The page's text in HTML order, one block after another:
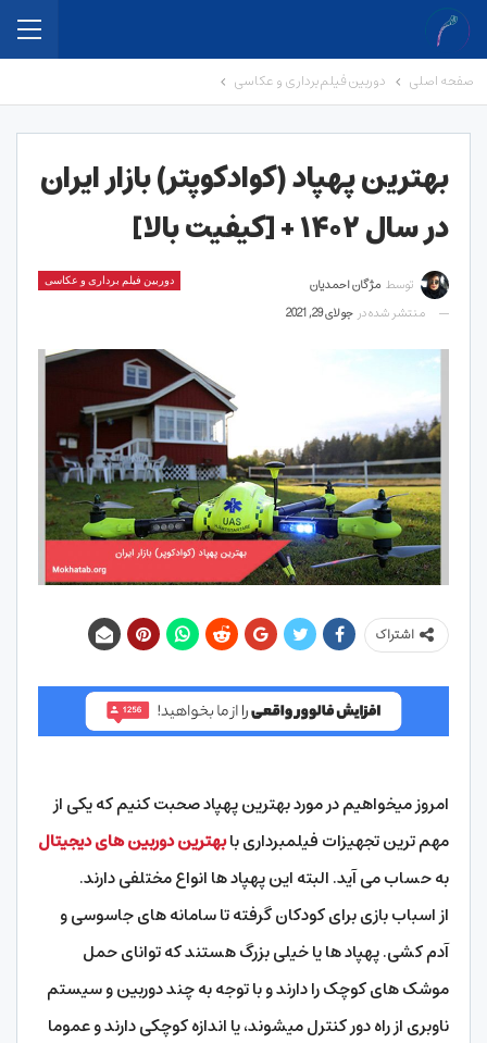
صفحه اصلی دوربین فیلم برداری و عکاسی
بهترین پهپاد (کوادکوپتر) بازار ایران
در سال ۱۴۰۲ + [کیفیت بالا]
دوربین فیلم برداری و عکاسی توسط مژگان احمدیان
منتشر شده در جولای 29, 2021
اشتراک
امروز میخواهیم در مورد بهترین پهپاد صحبت کنیم که یکی از
مهم ترین تجهیزات فیلمبرداری بابهترین دوربین های دیجیتال
به حساب می آید. البته این پهپاد ها انواع مختلفی دارند.
از اسباب بازی برای کودکان گرفته تا سامانه های جاسوسی و
آدم کشی. پهپاد ها یا خیلی بزرگ هستند که توانای حمل
موشک های کوچک را دارند و با توجه به چند دوربین و سیستم
ناوبری از راه دور کنترل میشوند، یا اندازه کوچکی دارند و عموما